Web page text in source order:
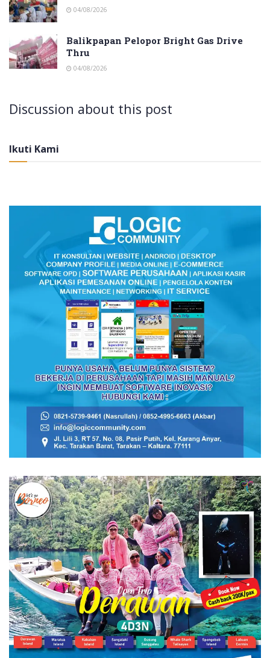
04/08/2026
Balikpapan Pelopor Bright Gas Drive
Thru
04/08/2026
Discussion about this post
Ikuti Kami